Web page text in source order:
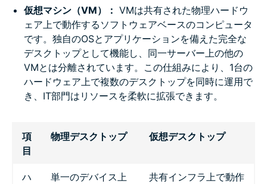
仮想マシン（VM）： VMは共有された物理ハードウ
ェア上で動作するソフトウェアベースのコンピュータ
です。独自のOSとアプリケーションを備えた完全な
デスクトップとして機能し、同一サーバー上の他の
VMとは分離されています。この仕組みにより、1台の
ハードウェア上で複数のデスクトップを同時に運用で
き、IT部門はリソースを柔軟に拡張できます。
項
目
物理デスクトップ 仮想デスクトップ
ハ
単一のデバイス上
共有インフラ上で動作